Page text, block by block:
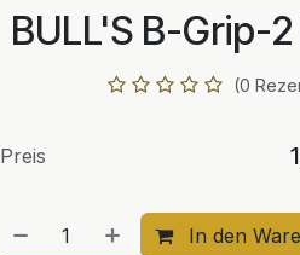
BULL'S B-Grip-
(0
In den
Preis